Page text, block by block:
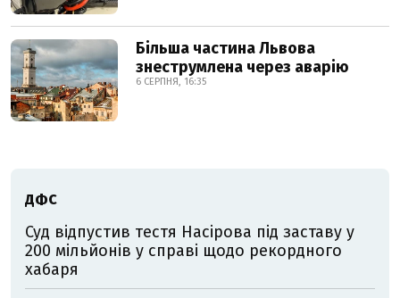
Більша частина Львова
знеструмлена через аварію
6 СЕРПНЯ, 16:35
ДФС
Суд відпустив тестя Насірова під заставу у
200 мільйонів у справі щодо рекордного
хабаря